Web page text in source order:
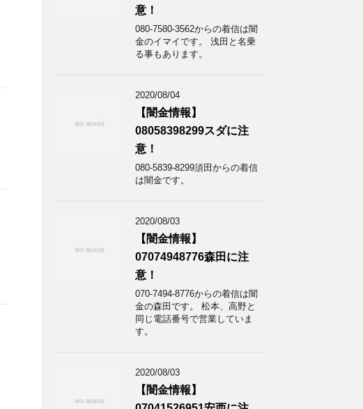
意！
080-7580-3562からの着信は闇
金のイマイです。 浅田と名乗
る事もあります。
2020/08/04
【闇金情報】
08058398299スダに注
意！
080-5839-8299須田からの着信
は闇金です。
2020/08/03
【闇金情報】
07074948776森田に注
意！
070-7494-8776からの着信は闇
金の森田です。 松本、高野と
同じ電話番号で営業していま
す。
2020/08/03
【闇金情報】